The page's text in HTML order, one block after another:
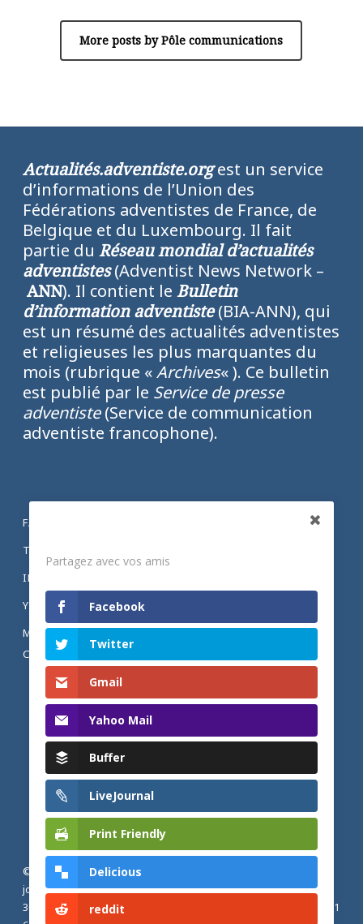
More posts by Pôle communications
Actualités.adventiste.orgest un service
d’informations de l’Union des
Fédérations adventistes de France, de
Belgique et du Luxembourg. Il fait
partie du Réseau mondial d’actualités
adventistes(Adventist News Network –
ANN). Il contient le Bulletin
d’information adventiste(BIA-ANN), qui
est un résumé des actualités adventistes
et religieuses les plus marquantes du
mois (rubrique «Archives« ). Ce bulletin
est publié par le Service de presse
adventiste(Service de communication
adventiste francophone).
FACEBOOK
TWITTER
INSTAGRAM
YOUTUBE
MENTIONS LÉGALES ET POLITIQUE DE
CONFIDENTIALITÉ
© 2026 Actualités adventistes. Église adventiste du septième
jour de France métropolitaine, de Belgique et du Luxembourg.
30, Avenue Émile Zola, 77190 Dammarie Les Lys, France |
+33 (0) 1
Partagez avec vos amis
Facebook
Twitter
Gmail
Yahoo Mail
Buffer
LiveJournal
Print Friendly
Delicious
reddit